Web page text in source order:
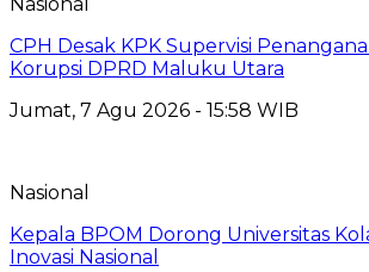
CPH Desak KPK Supervisi
Korupsi DPRD Maluku Utara
Jumat, 7 Agu 2026 - 15:58 WIB
Nasional
Kepala BPOM Dorong Universitas
Inovasi Nasional